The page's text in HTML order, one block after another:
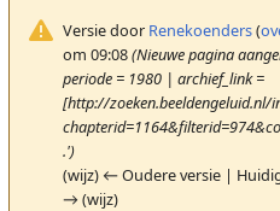
Versie door Renekoenders(
om 09:08(Nieuwe pagina
periode = 1980 | archief_link =
[http://zoeken.beeldengeluid.nl/
.')
(wijz) ← Oudere versie |
→ (wijz)